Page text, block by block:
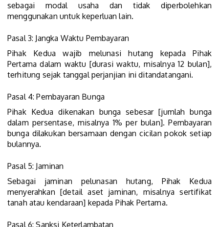
sebagai modal usaha dan tidak diperbolehkan
menggunakan untuk keperluan lain.
Pasal 3: Jangka Waktu Pembayaran
Pihak Kedua wajib melunasi hutang kepada Pihak
Pertama dalam waktu [durasi waktu, misalnya 12 bulan],
terhitung sejak tanggal perjanjian ini ditandatangani.
Pasal 4: Pembayaran Bunga
Pihak Kedua dikenakan bunga sebesar [jumlah bunga
dalam persentase, misalnya 1% per bulan]. Pembayaran
bunga dilakukan bersamaan dengan cicilan pokok setiap
bulannya.
Pasal 5: Jaminan
Sebagai jaminan pelunasan hutang, Pihak Kedua
menyerahkan [detail aset jaminan, misalnya sertifikat
tanah atau kendaraan] kepada Pihak Pertama.
Pasal 6: Sanksi Keterlambatan